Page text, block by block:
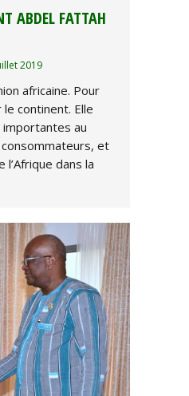
ABDEL FATTAH
2019
africaine. Pour
le continent. Elle
importantes au
et
dans la